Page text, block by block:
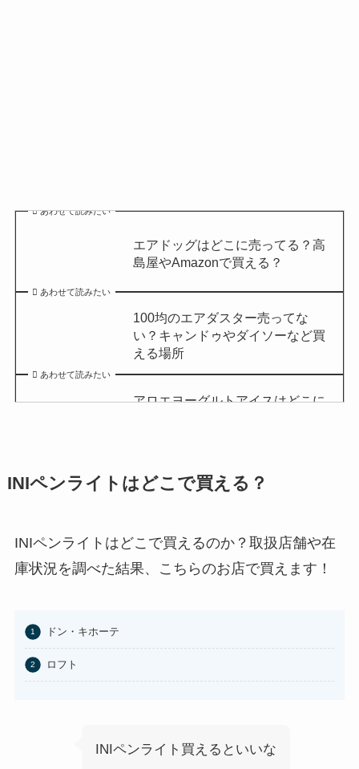
あわせて読みたい
エアドッグはどこに売ってる？高
島屋やAmazonで買える？
あわせて読みたい
100均のエアダスター売ってな
い？キャンドゥやダイソーなど買
える場所
あわせて読みたい
アロエヨーグルトアイスはどこに
チョコQ助どこに売ってる？ドン
あわせて読みたい
東京バナナはどこに売ってる？東
100均のお香立てどこで買える？
こに売ってる？任天堂ストアや
Amazonで買える？
INIペンライトはどこで買える？
INIペンライトはどこで買えるのか？取扱店舗や在
庫状況を調べた結果、こちらのお店で買えます！
ドン・キホーテ
ロフト
INIペンライト買えるといいな